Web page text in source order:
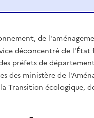
de
déconcentré de l'État
préfets de
des ministère de
Transition écologique,